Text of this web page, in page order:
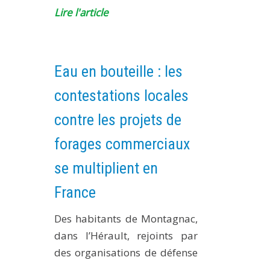
Lire l'article
Eau en bouteille : les
contestations locales
contre les projets de
forages commerciaux
se multiplient en
France
Des habitants de Montagnac,
dans l’Hérault, rejoints par
des organisations de défense